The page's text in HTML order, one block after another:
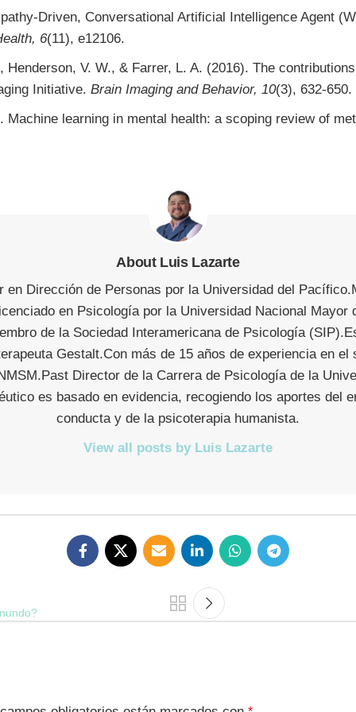
Driven, Conversational Artificial Intelligence Agent
6(11), e12106.
V. W., & Farrer, L. A. (2016). The
Initiative. Brain Imaging and Behavior, 10(3), 632-650.
learning in mental health: a scoping review of
About Luis Lazarte
Dirección de Personas por la Universidad del
en Psicología por la Universidad Nacional
de la Sociedad Interamericana de Psicología
Gestalt.Con más de 15 años de experiencia en
Director de la Carrera de Psicología de la
es basado en evidencia, recogiendo los aportes del
conducta y de la psicoterapia humanista.
View all posts by Luis Lazarte